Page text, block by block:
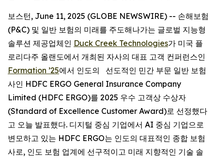
보스턴, June 11, 2025 (GLOBE NEWSWIRE) -- 손해보험
(P&C) 및 일반 보험의 미래를 주도해나가는 글로벌 지능형
솔루션 제공업체인 Duck Creek Technologies가 미국 플
로리다주 올랜도에서 개최된 자사의 대표 고객 컨퍼런스인
Formation ’25에서 인도의 선도적인 민간 부문 일반 보험
사인 HDFC ERGO General Insurance Company
Limited (HDFC ERGO)를 2025 우수 고객상 수상자
(Standard of Excellence Customer Award)로 선정했다
고 오늘 발표했다. 디지털 중심 기업에서 AI 중심 기업으로
변모하고 있는 HDFC ERGO는 인도의 대표적인 종합 보험
사로, 인도 보험 업계에 선구적이고 미래 지향적인 기술 솔